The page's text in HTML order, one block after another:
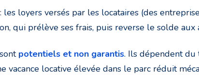
: les loyers versés par les locataires (des
qui prélève ses frais, puis reverse le solde
potentiels et non garantis. Ils dépendent du
vacance locative élevée dans le parc réduit